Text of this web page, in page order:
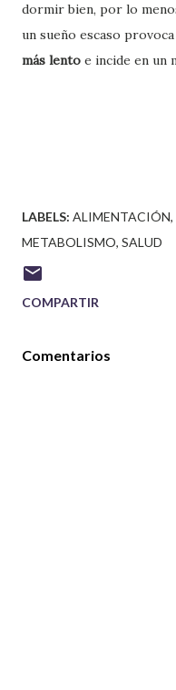
dormir bien, por lo
un sueño escaso provoca
más lento e incide en un
LABELS: ALIMENTACIÓN
METABOLISMO SALUD
COMPARTIR
Comentarios